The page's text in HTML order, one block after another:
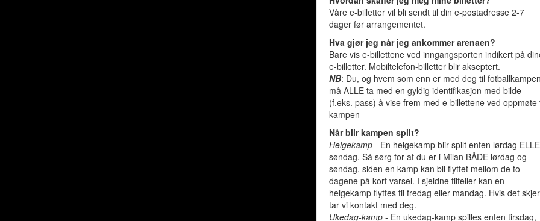
Våre e-billetter vil bli sendt til din e-postadresse 2-7
dager før arrangementet.
Hva gjør jeg når jeg ankommer arenaen?
Bare vis e-billettene ved inngangsporten indikert på
e-billetter. Mobiltelefon-billetter blir akseptert.
NB: Du, og hvem som enn er med deg til fotballkampen
må ALLE ta med en gyldig identifikasjon med bilde
(f.eks. pass) å vise frem med e-billettene ved oppmøte
kampen
Når blir kampen spilt?
Helgekamp- En helgekamp blir spilt enten lørdag
søndag. Så sørg for at du er i Milan BÅDE lørdag og
søndag, siden en kamp kan bli flyttet mellom de to
dagene på kort varsel. I sjeldne tilfeller kan en
helgekamp flyttes til fredag eller mandag. Hvis det
tar vi kontakt med deg.
Ukedag-kamp - En ukedag-kamp spilles enten tirsdag,